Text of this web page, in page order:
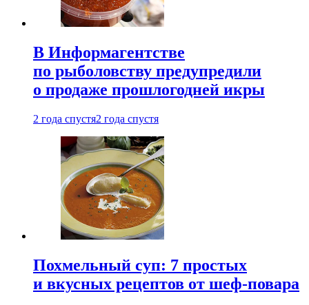
В Информагентстве
по рыболовству предупредили
о продаже прошлогодней икры
2 года спустя2 года спустя
Похмельный суп: 7 простых
и вкусных рецептов от шеф-повара